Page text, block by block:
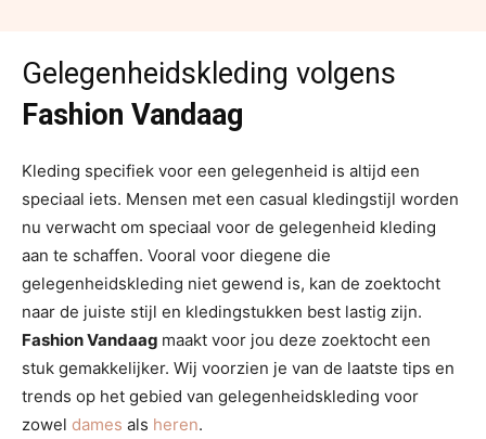
Gelegenheidskleding volgens
Fashion Vandaag
Kleding specifiek voor een gelegenheid is altijd een
speciaal iets. Mensen met een casual kledingstijl worden
nu verwacht om speciaal voor de gelegenheid kleding
aan te schaffen. Vooral voor diegene die
gelegenheidskleding niet gewend is, kan de zoektocht
naar de juiste stijl en kledingstukken best lastig zijn.
Fashion Vandaag maakt voor jou deze zoektocht een
stuk gemakkelijker. Wij voorzien je van de laatste tips en
trends op het gebied van gelegenheidskleding voor
zowel dames als heren.